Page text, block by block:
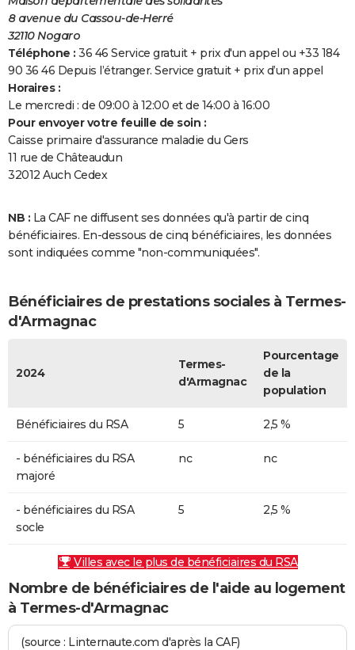
8 avenue du Cassou-de-Herré
32110 Nogaro
Téléphone : 36 46 Service gratuit + prix d'un appel ou +33 184
90 36 46 Depuis l’étranger. Service gratuit + prix d’un appel
Horaires :
Le mercredi : de 09:00 à 12:00 et de 14:00 à 16:00
Pour envoyer votre feuille de soin :
Caisse primaire d'assurance maladie du Gers
11 rue de Châteaudun
32012 Auch Cedex
NB : La CAF ne diffusent ses données qu'à partir de cinq
bénéficiaires. En-dessous de cinq bénéficiaires, les données
sont indiquées comme "non-communiquées".
Bénéficiaires de prestations sociales à Termes-
d'Armagnac
2024
Termes-
d'Armagnac
Pourcentage
de la
population
Bénéficiaires du RSA 5 2,5 %
- bénéficiaires du RSA
majoré
nc nc
- bénéficiaires du RSA
socle
5 2,5 %
Villes avec le plus de bénéficiaires du RSA
Nombre de bénéficiaires de l'aide au logement
à Termes-d'Armagnac
(source : Linternaute.com d'après la CAF)